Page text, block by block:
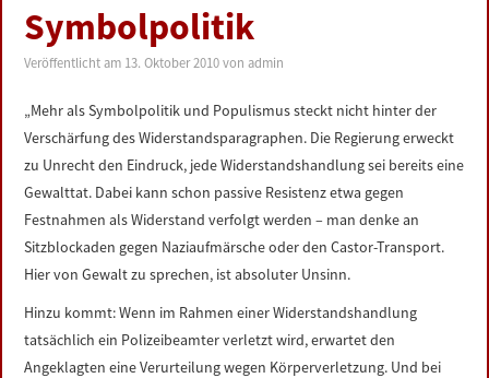
LINKS
DATENSCHUTZERKLÄRUNG
IMPRESSUM
Symbolpolitik
Veröffentlicht am 13. Oktober 2010 vonadmin
„Mehr als Symbolpolitik und Populismus steckt nicht hinter der
Verschärfung des Widerstandsparagraphen. Die Regierung erweckt
zu Unrecht den Eindruck, jede Widerstandshandlung sei bereits eine
Gewalttat. Dabei kann schon passive Resistenz etwa gegen
Festnahmen als Widerstand verfolgt werden – man denke an
Sitzblockaden gegen Naziaufmärsche oder den Castor-Transport.
Hier von Gewalt zu sprechen, ist absoluter Unsinn.
Hinzu kommt: Wenn im Rahmen einer Widerstandshandlung
tatsächlich ein Polizeibeamter verletzt wird, erwartet den
Angeklagten eine Verurteilung wegen Körperverletzung. Und bei